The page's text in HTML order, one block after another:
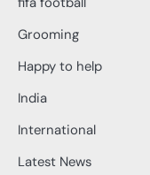
Grooming
Happy to help
India
International
Latest News